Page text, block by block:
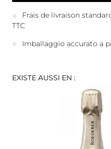
Frais de livraison
TTC
Imballaggio accurato a
EXISTE AUSSI EN :